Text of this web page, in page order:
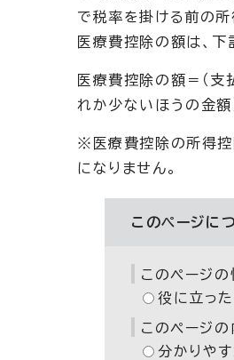
で税率を掛ける前の所
医療費控除の額は、下
医療費控除の額＝（
れか少ないほうの金額
※医療費控除の所得控
になりません。
このページに
このページの
役に立った
このページの
分かりやす